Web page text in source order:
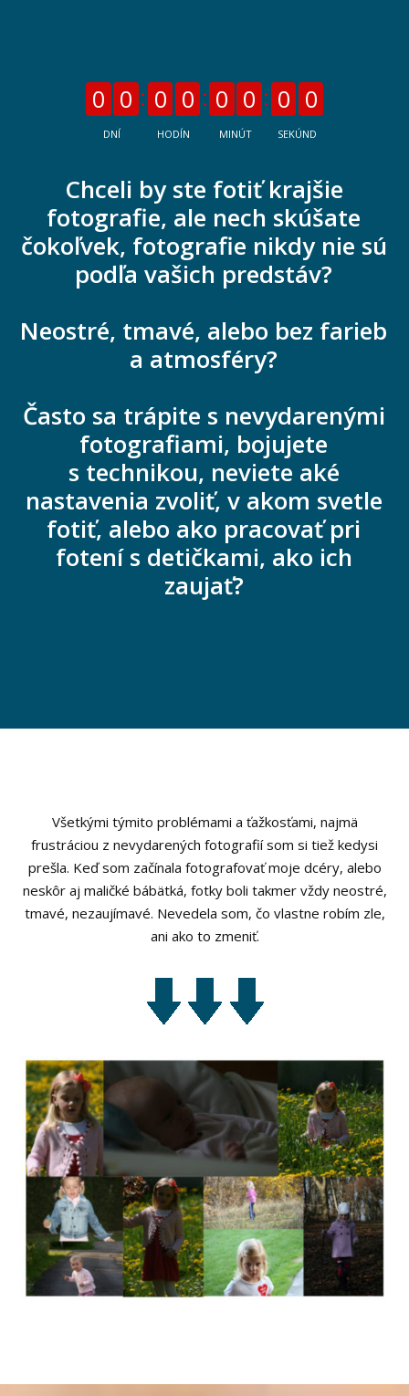
0 0
DNÍ
0 0
HODÍN
0 0
MINÚT
0 0
SEKÚND
Chceli by ste fotiť krajšie
fotografie, ale nech skúšate
čokoľvek, fotografie nikdy nie sú
podľa vašich predstáv?
Neostré, tmavé, alebo bez farieb
a atmosféry?
Často sa trápite s nevydarenými
fotografiami, bojujete
s technikou, neviete aké
nastavenia zvoliť, v akom svetle
fotiť, alebo ako pracovať pri
fotení s detičkami, ako ich
zaujať?
Všetkými týmito problémami a ťažkosťami, najmä
frustráciou z nevydarených fotografií som si tiež kedysi
prešla. Keď som začínala fotografovať moje dcéry, alebo
neskôr aj maličké bábätká, fotky boli takmer vždy neostré,
tmavé, nezaujímavé. Nevedela som, čo vlastne robím zle,
ani ako to zmeniť.